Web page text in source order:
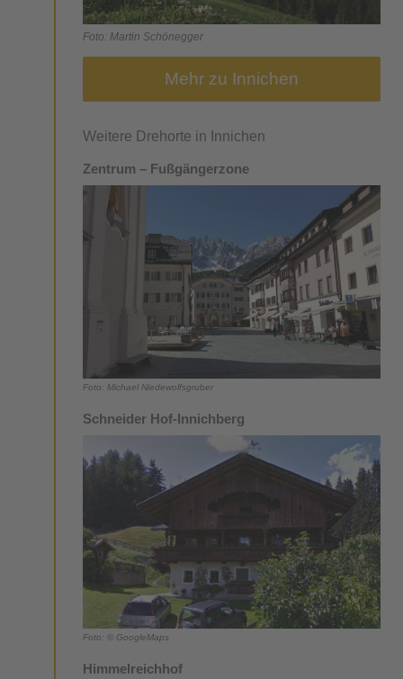
Foto: Martin Schönegger
Mehr zu Innichen
Weitere Drehorte in Innichen
Zentrum – Fußgängerzone
Foto: Michael Niedewolfsgruber
Schneider Hof-Innichberg
Foto: © GoogleMaps
Himmelreichhof